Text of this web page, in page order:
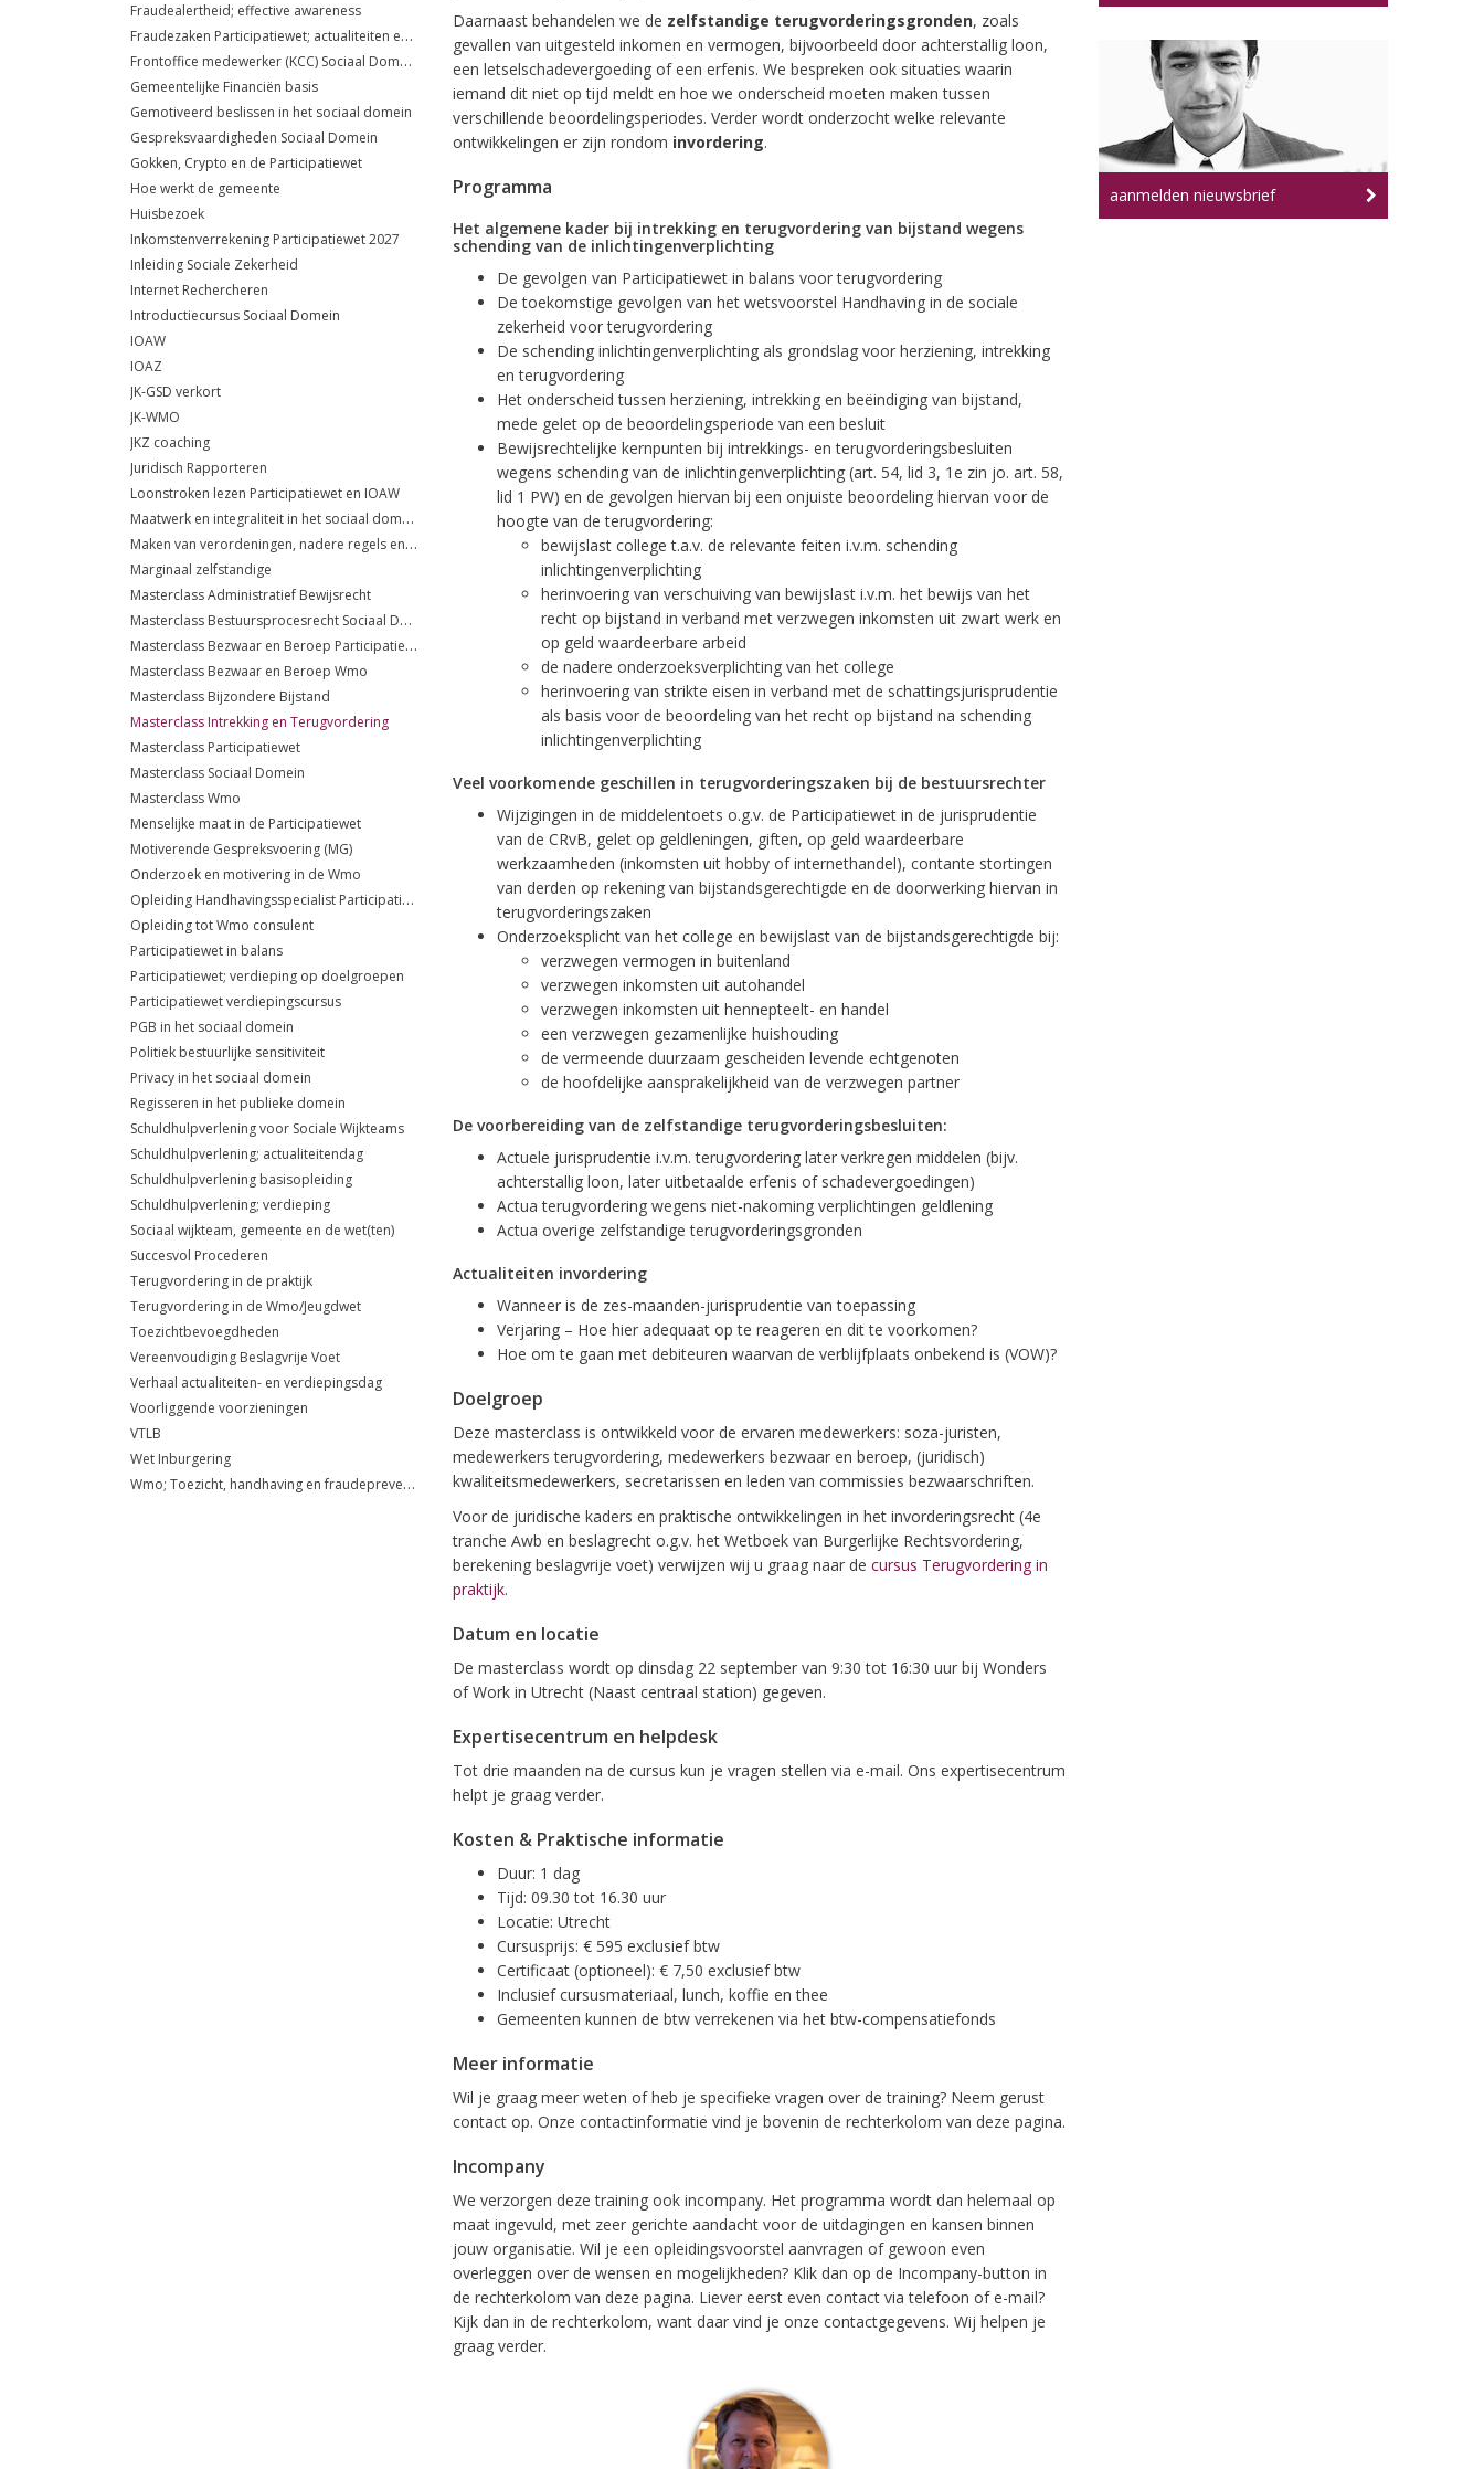
Fraudealertheid; effective awareness
Fraudezaken Participatiewet; actualiteiten en jurisprudentie
Frontoffice medewerker (KCC) Sociaal Domein
Gemeentelijke Financiën basis
Gemotiveerd beslissen in het sociaal domein
Gespreksvaardigheden Sociaal Domein
Gokken, Crypto en de Participatiewet
Hoe werkt de gemeente
Huisbezoek
Inkomstenverrekening Participatiewet 2027
Inleiding Sociale Zekerheid
Internet Rechercheren
Introductiecursus Sociaal Domein
IOAW
IOAZ
JK-GSD verkort
JK-WMO
JKZ coaching
Juridisch Rapporteren
Loonstroken lezen Participatiewet en IOAW
Maatwerk en integraliteit in het sociaal domein
Maken van verordeningen, nadere regels en beleidsregels
Marginaal zelfstandige
Masterclass Administratief Bewijsrecht
Masterclass Bestuursprocesrecht Sociaal Domein
Masterclass Bezwaar en Beroep Participatiewet
Masterclass Bezwaar en Beroep Wmo
Masterclass Bijzondere Bijstand
Masterclass Intrekking en Terugvordering
Masterclass Participatiewet
Masterclass Sociaal Domein
Masterclass Wmo
Menselijke maat in de Participatiewet
Motiverende Gespreksvoering (MG)
Onderzoek en motivering in de Wmo
Opleiding Handhavingsspecialist Participatiewet
Opleiding tot Wmo consulent
Participatiewet in balans
Participatiewet; verdieping op doelgroepen
Participatiewet verdiepingscursus
PGB in het sociaal domein
Politiek bestuurlijke sensitiviteit
Privacy in het sociaal domein
Regisseren in het publieke domein
Schuldhulpverlening voor Sociale Wijkteams
Schuldhulpverlening; actualiteitendag
Schuldhulpverlening basisopleiding
Schuldhulpverlening; verdieping
Sociaal wijkteam, gemeente en de wet(ten)
Succesvol Procederen
Terugvordering in de praktijk
Terugvordering in de Wmo/Jeugdwet
Toezichtbevoegdheden
Vereenvoudiging Beslagvrije Voet
Verhaal actualiteiten- en verdiepingsdag
Voorliggende voorzieningen
VTLB
Wet Inburgering
Wmo; Toezicht, handhaving en fraudepreventie
Daarnaast behandelen we de zelfstandige terugvorderingsgronden, zoals
gevallen van uitgesteld inkomen en vermogen, bijvoorbeeld door achterstallig loon,
een letselschadevergoeding of een erfenis. We bespreken ook situaties waarin
iemand dit niet op tijd meldt en hoe we onderscheid moeten maken tussen
verschillende beoordelingsperiodes. Verder wordt onderzocht welke relevante
ontwikkelingen er zijn rondom invordering.
Programma
Het algemene kader bij intrekking en terugvordering van bijstand wegens
schending van de inlichtingenverplichting
De gevolgen van Participatiewet in balans voor terugvordering
De toekomstige gevolgen van het wetsvoorstel Handhaving in de sociale
zekerheid voor terugvordering
De schending inlichtingenverplichting als grondslag voor herziening, intrekking
en terugvordering
Het onderscheid tussen herziening, intrekking en beëindiging van bijstand,
mede gelet op de beoordelingsperiode van een besluit
Bewijsrechtelijke kernpunten bij intrekkings- en terugvorderingsbesluiten
wegens schending van de inlichtingenverplichting (art. 54, lid 3, 1e zin jo. art. 58,
lid 1 PW) en de gevolgen hiervan bij een onjuiste beoordeling hiervan voor de
hoogte van de terugvordering:
bewijslast college t.a.v. de relevante feiten i.v.m. schending
inlichtingenverplichting
herinvoering van verschuiving van bewijslast i.v.m. het bewijs van het
recht op bijstand in verband met verzwegen inkomsten uit zwart werk en
op geld waardeerbare arbeid
de nadere onderzoeksverplichting van het college
herinvoering van strikte eisen in verband met de schattingsjurisprudentie
als basis voor de beoordeling van het recht op bijstand na schending
inlichtingenverplichting
Veel voorkomende geschillen in terugvorderingszaken bij de bestuursrechter
Wijzigingen in de middelentoets o.g.v. de Participatiewet in de jurisprudentie
van de CRvB, gelet op geldleningen, giften, op geld waardeerbare
werkzaamheden (inkomsten uit hobby of internethandel), contante stortingen
van derden op rekening van bijstandsgerechtigde en de doorwerking hiervan in
terugvorderingszaken
Onderzoeksplicht van het college en bewijslast van de bijstandsgerechtigde bij:
verzwegen vermogen in buitenland
verzwegen inkomsten uit autohandel
verzwegen inkomsten uit hennepteelt- en handel
een verzwegen gezamenlijke huishouding
de vermeende duurzaam gescheiden levende echtgenoten
de hoofdelijke aansprakelijkheid van de verzwegen partner
De voorbereiding van de zelfstandige terugvorderingsbesluiten:
Actuele jurisprudentie i.v.m. terugvordering later verkregen middelen (bijv.
achterstallig loon, later uitbetaalde erfenis of schadevergoedingen)
Actua terugvordering wegens niet-nakoming verplichtingen geldlening
Actua overige zelfstandige terugvorderingsgronden
Actualiteiten invordering
Wanneer is de zes-maanden-jurisprudentie van toepassing
Verjaring – Hoe hier adequaat op te reageren en dit te voorkomen?
Hoe om te gaan met debiteuren waarvan de verblijfplaats onbekend is (VOW)?
Doelgroep
Deze masterclass is ontwikkeld voor de ervaren medewerkers: soza-juristen,
medewerkers terugvordering, medewerkers bezwaar en beroep, (juridisch)
kwaliteitsmedewerkers, secretarissen en leden van commissies bezwaarschriften.
Voor de juridische kaders en praktische ontwikkelingen in het invorderingsrecht (4e
tranche Awb en beslagrecht o.g.v. het Wetboek van Burgerlijke Rechtsvordering,
berekening beslagvrije voet) verwijzen wij u graag naar de cursus Terugvordering in
praktijk.
Datum en locatie
De masterclass wordt op dinsdag 22 september van 9:30 tot 16:30 uur bij Wonders
of Work in Utrecht (Naast centraal station) gegeven.
Expertisecentrum en helpdesk
Tot drie maanden na de cursus kun je vragen stellen via e-mail. Ons expertisecentrum
helpt je graag verder.
Kosten & Praktische informatie
Duur: 1 dag
Tijd: 09.30 tot 16.30 uur
Locatie: Utrecht
Cursusprijs: € 595 exclusief btw
Certificaat (optioneel): € 7,50 exclusief btw
Inclusief cursusmateriaal, lunch, koffie en thee
Gemeenten kunnen de btw verrekenen via het btw-compensatiefonds
Meer informatie
Wil je graag meer weten of heb je specifieke vragen over de training? Neem gerust
contact op. Onze contactinformatie vind je bovenin de rechterkolom van deze pagina.
Incompany
We verzorgen deze training ook incompany. Het programma wordt dan helemaal op
maat ingevuld, met zeer gerichte aandacht voor de uitdagingen en kansen binnen
jouw organisatie. Wil je een opleidingsvoorstel aanvragen of gewoon even
overleggen over de wensen en mogelijkheden? Klik dan op de Incompany-button in
de rechterkolom van deze pagina. Liever eerst even contact via telefoon of e-mail?
Kijk dan in de rechterkolom, want daar vind je onze contactgegevens. Wij helpen je
graag verder.
aanmelden nieuwsbrief